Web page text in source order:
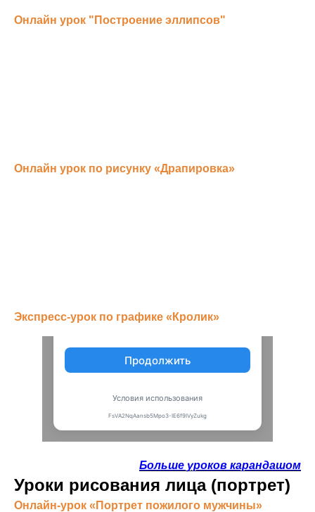
Онлайн урок "Построение эллипсов"
Онлайн урок по рисунку «Драпировка»
Экспресс-урок по графике «Кролик»
Больше уроков карандашом
Уроки рисования лица (портрет)
Онлайн-урок «Портрет пожилого мужчины»